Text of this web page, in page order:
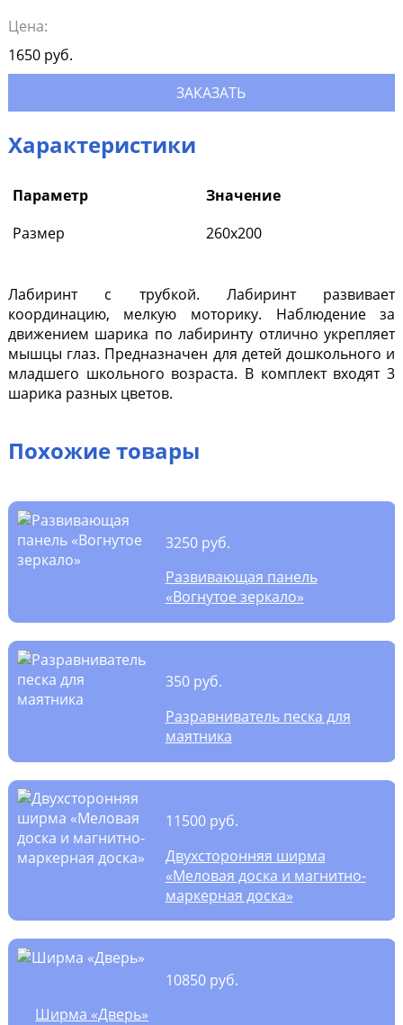
Цена:
1650руб.
ЗАКАЗАТЬ
Характеристики
Параметр
Значение
Размер
260х200
Лабиринт с трубкой. Лабиринт развивает
координацию, мелкую моторику. Наблюдение за
движением шарика по лабиринту отлично укрепляет
мышцы глаз. Предназначен для детей дошкольного и
младшего школьного возраста. В комплект входят 3
шарика разных цветов.
Похожие товары
3250 руб.
Развивающая панель
«Вогнутое зеркало»
350 руб.
Разравниватель песка для
маятника
11500 руб.
Двухсторонняя ширма
«Меловая доска и магнитно-
маркерная доска»
10850 руб.
Ширма «Дверь»